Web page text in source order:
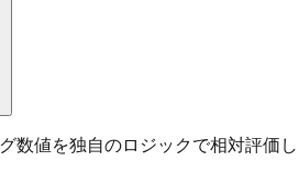
数値を独自のロジックで相対評価